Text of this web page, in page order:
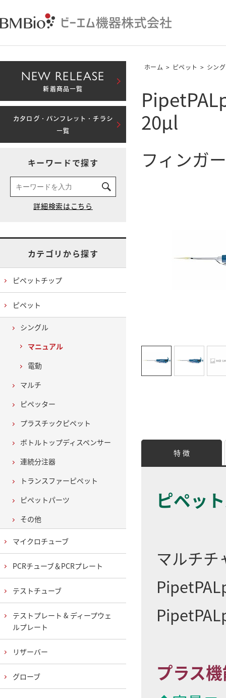
ホーム > ピペット > シン
20μl
フィンガ
特 徴
ピペッ
マルチチ
プラス
NEW RELEASE
新着商品一覧
カタログ・パンフレット・チラシ
一覧
キーワードで探す
カテゴリから探す
ピペットチップ
ピペット
シングル
マニュアル
電動
マルチ
ピペッター
プラスチックピペット
ボトルトップディスペンサー
連続分注器
トランスファーピペット
ピペットパーツ
その他
マイクロチューブ
PCRチューブ＆PCRプレート
テストチューブ
テストプレート & ディープウェ
ルプレート
リザーバー
グローブ